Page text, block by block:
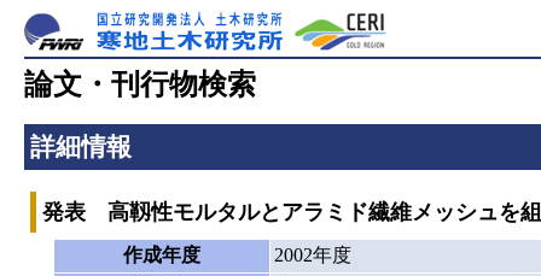
論文・刊行物検索
詳細情報
発表 高靱性モルタルとアラミド繊維メッシュを
作成年度
2002年度